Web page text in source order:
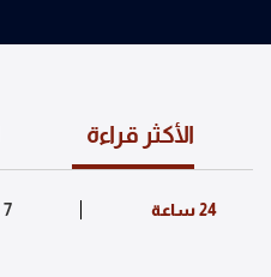
الأكثر قراءة